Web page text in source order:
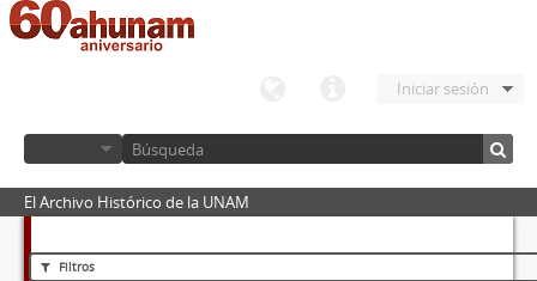
Iniciar sesión
El Archivo Histórico de la UNAM
Filtros